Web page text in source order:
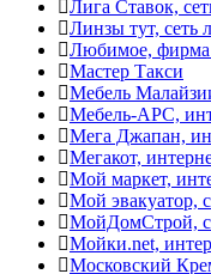
Лига Ставок,
Линзы тут, сеть
Любимое, фирма
Мастер Такси
Мебель
Мебель-АРС,
Мега Джапан,
Мегакот,
Мой маркет,
Мой эвакуатор,
МойДомСтрой,
Мойки.net,
Московский